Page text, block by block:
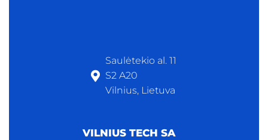
Saulėtekio al. 11
S2 A20
Vilnius, Lietuva
VILNIUS TECH SA